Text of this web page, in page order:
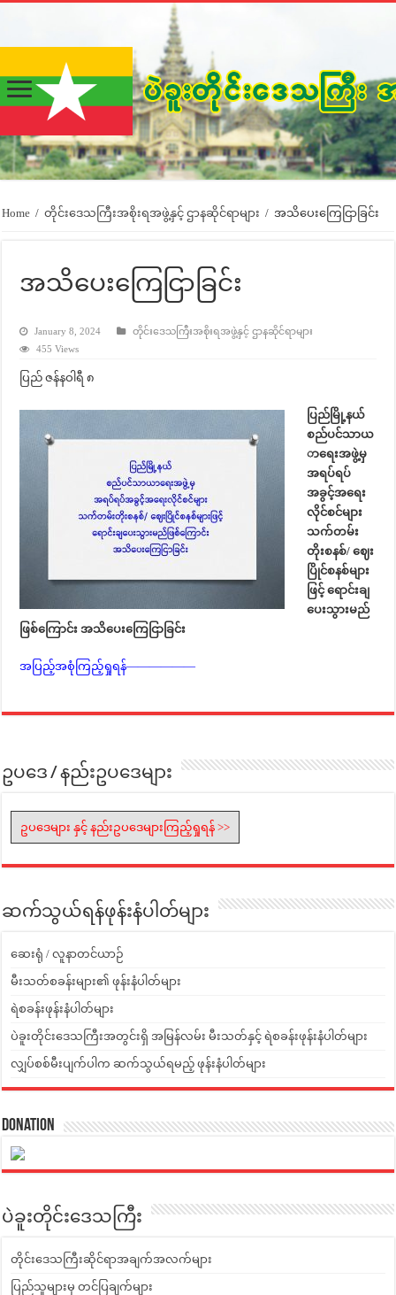
Home / တိုင်းဒေသကြီးအစိုးရအဖွဲ့နှင့် ဌာနဆိုင်ရာများ / အသိပေးကြေငြာခြင်း
အသိပေးကြေငြာခြင်း
January 8, 2024
တိုင်းဒေသကြီးအစိုးရအဖွဲ့နှင့် ဌာနဆိုင်ရာများ
455 Views
ပြည် ဇန်နဝါရီ ၈
ပြည်မြို့နယ
စည်ပင်သာယ
ာရေးအဖွဲ့မ
အရပ်ရပ်
အခွငအရေး
လိုင်စင်များ
သက်တမ်း
တိုးစနစ်/ဈေး
ပြိုင်စနစ်များ
ဖြင့်ရောင်းချ
ပေးသွားမည်
ဖြစ်ကြောင်း အသိပေးကြေငြာခြင်း
အပြည့်အစုံကြည့်ရှုရန်——————
ဥပဒေ / နည်းဥပဒေများ
ဥပဒေများ နှင့် နည်းဥပဒေများကြည့်ရှုရန် >>
ဆက်သွယ်ရန်ဖုန်းနံပါတ်များ
ဆေးရုံ / လူနာတင်ယာဉ်
မီးသတ်စခန်းများ၏ ဖုန်းနံပါတ်များ
ရဲစခန်းဖုန်းနံပါတ်များ
ပဲခူးတိုင်းဒေသကြီးအတွင်းရှိ အမြန်လမ်း မီးသတ်နှင့် ရဲစခန်းဖုန်းနံပါတ်များ
လျှပ်စစ်မီးပျက်ပါက ဆက်သွယ်ရမည့် ဖုန်းနံပါတ်များ
Donation
ပဲခူးတိုင်းဒေသကြီး
တိုင်းဒေသကြီးဆိုင်ရာအချက်အလက်များ
ပြည်သူများမှ တင်ပြချက်များ